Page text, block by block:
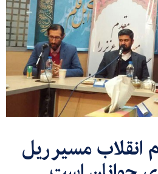
انقلاب مسیر ریل